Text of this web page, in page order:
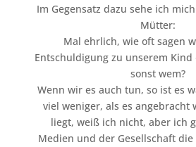
Im Gegensatz dazu sehe ich
Mütter:
Mal ehrlich, wie oft sagen
Entschuldigung zu unserem
sonst wem?
Wenn wir es auch tun, so ist es
viel weniger, als es angebracht
liegt, weiß ich nicht, aber ich
Medien und der Gesellschaft